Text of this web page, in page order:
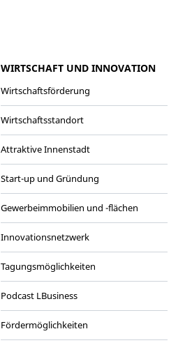
WIRTSCHAFT UND INNOVATION
Wirtschaftsförderung
Wirtschaftsstandort
Attraktive Innenstadt
Start-up und Gründung
Gewerbeimmobilien und -flächen
Innovationsnetzwerk
Tagungsmöglichkeiten
Podcast LBusiness
Fördermöglichkeiten